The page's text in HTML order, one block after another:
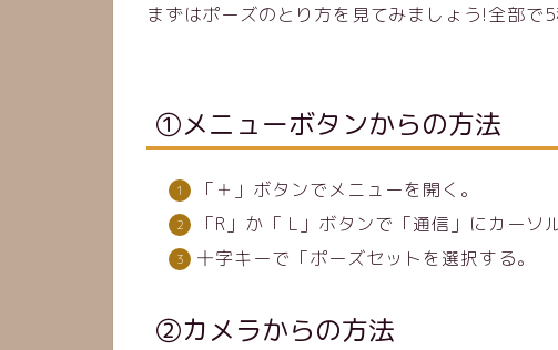
まずはポーズのとり方を見てみましょう!全部で5
①メニューボタンからの方法
「＋」ボタンでメニューを開く。
「R」か「 L」ボタンで「通信」にカーソ
十字キーで「ポーズセットを選択する。
②カメラからの方法